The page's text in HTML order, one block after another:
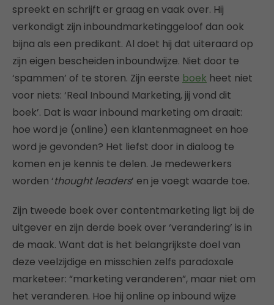
spreekt en schrijft er graag en vaak over. Hij
verkondigt zijn inboundmarketinggeloof dan ook
bijna als een predikant. Al doet hij dat uiteraard op
zijn eigen bescheiden inboundwijze. Niet door te
‘spammen’ of te storen. Zijn eerste boek heet niet
voor niets: ‘Real Inbound Marketing, jij vond dit
boek’. Dat is waar inbound marketing om draait:
hoe word je (online) een klantenmagneet en hoe
word je gevonden? Het liefst door in dialoog te
komen en je kennis te delen. Je medewerkers
worden ‘thought leaders’ en je voegt waarde toe.
Zijn tweede boek over contentmarketing ligt bij de
uitgever en zijn derde boek over ‘verandering’ is in
de maak. Want dat is het belangrijkste doel van
deze veelzijdige en misschien zelfs paradoxale
marketeer: “marketing veranderen”, maar niet om
het veranderen. Hoe hij online op inbound wijze